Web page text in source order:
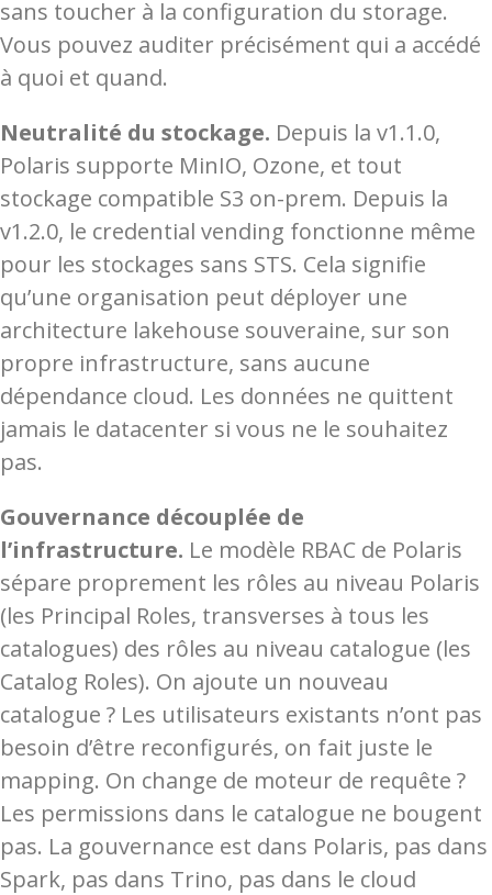
sans toucher à la configuration du storage.
Vous pouvez auditer précisément qui a accédé
à quoi et quand.
Neutralité du stockage. Depuis la v1.1.0,
Polaris supporte MinIO, Ozone, et tout
stockage compatible S3 on-prem. Depuis la
v1.2.0, le credential vending fonctionne même
pour les stockages sans STS. Cela signifie
qu’une organisation peut déployer une
architecture lakehouse souveraine, sur son
propre infrastructure, sans aucune
dépendance cloud. Les données ne quittent
jamais le datacenter si vous ne le souhaitez
pas.
Gouvernance découplée de
l’infrastructure. Le modèle RBAC de Polaris
sépare proprement les rôles au niveau Polaris
(les Principal Roles, transverses à tous les
catalogues) des rôles au niveau catalogue (les
Catalog Roles). On ajoute un nouveau
catalogue ? Les utilisateurs existants n’ont pas
besoin d’être reconfigurés, on fait juste le
mapping. On change de moteur de requête ?
Les permissions dans le catalogue ne bougent
pas. La gouvernance est dans Polaris, pas dans
Spark, pas dans Trino, pas dans le cloud